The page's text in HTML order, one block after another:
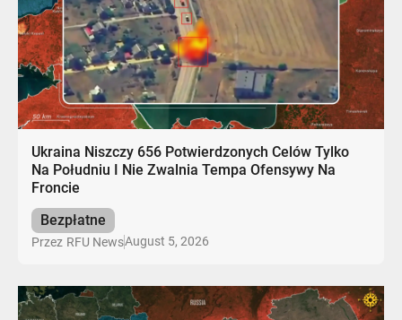
Ukraina Niszczy 656 Potwierdzonych Celów Tylko
Na Południu I Nie Zwalnia Tempa Ofensywy Na
Froncie
Bezpłatne
Przez RFU NewsAugust 5, 2026